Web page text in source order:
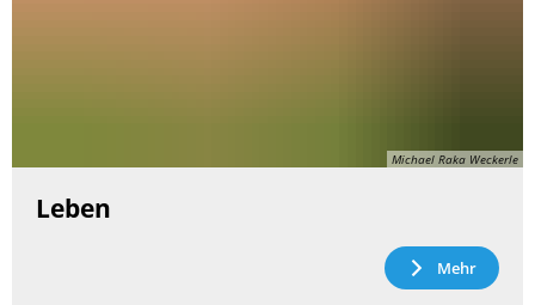
Michael Raka Weckerle
Leben
Mehr